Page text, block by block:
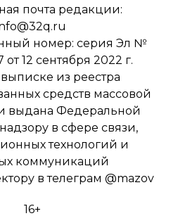
почта редакции:
номер: серия Эл №
12 сентября 2022 г.
из реестра
средств массовой
выдана Федеральной
в сфере связи,
технологий и
коммуникаций
в телеграм @mazov
16+